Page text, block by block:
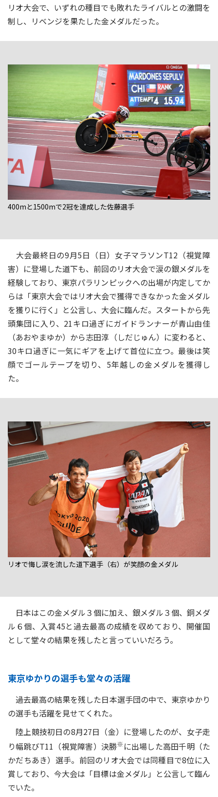
リオ大会で、いずれの種目でも敗れたライバルとの激闘を
制し、リベンジを果たした金メダルだった。
400mと1500mで2冠を達成した佐藤選手
大会最終日の9月5日（日）女子マラソンT12（視覚障
害）に登場した道下も、前回のリオ大会で涙の銀メダルを
経験しており、東京パラリンピックへの出場が内定してか
らは「東京大会ではリオ大会で獲得できなかった金メダル
を獲りに行く」と公言し、大会に臨んだ。スタートから先
頭集団に入り、21キロ過ぎにガイドランナーが青山由佳
（あおやまゆか）から志田淳（しだじゅん）に変わると、
30キロ過ぎに一気にギアを上げて首位に立つ。最後は笑
顔でゴールテープを切り、5年越しの金メダルを獲得し
た。
リオで悔し涙を流した道下選手（右）が笑顔の金メダル
日本はこの金メダル３個に加え、銀メダル３個、銅メダ
ル６個、入賞45と過去最高の成績を収めており、開催国
として堂々の結果を残したと言っていいだろう。
東京ゆかりの選手も堂々の活躍
過去最高の結果を残した日本選手団の中で、東京ゆかり
の選手も活躍を見せてくれた。
陸上競技初日の8月27日（金）に登場したのが、女子走
り幅跳びT11（視覚障害）決勝※ に出場した高田千明（た
かだちあき）選手。前回のリオ大会では同種目で8位に入
賞しており、今大会は「目標は金メダル」と公言して臨ん
でいた。